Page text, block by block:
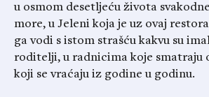
u osmom desetljeću života
more, u Jeleni koja je uz ovaj
ga vodi s istom strašću kakvu su
roditelji, u radnicima koje smatraju
koji se vraćaju iz godine u godinu.